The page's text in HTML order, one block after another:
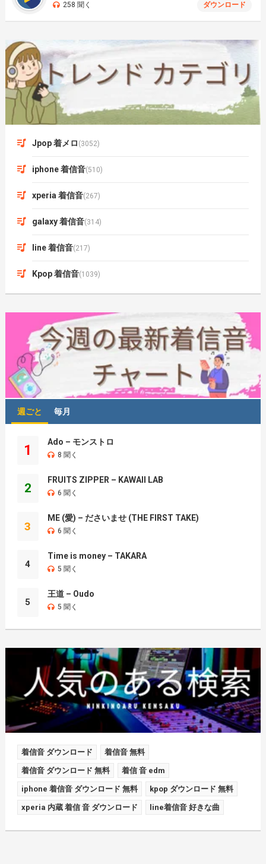
258 聞く ダウンロード
Jpop 着メロ (3052)
iphone 着信音(510)
xperia 着信音(267)
galaxy 着信音(314)
line 着信音(217)
Kpop 着信音(1039)
週ごと 毎月
1
Ado – モンストロ
8 聞く
2
FRUITS ZIPPER – KAWAII LAB
6 聞く
3
ME (愛) – ださいませ (THE FIRST TAKE)
6 聞く
4
Time is money – TAKARA
5 聞く
5
王道 – Oudo
5 聞く
着信音 ダウンロード 着信音 無料
着信音 ダウンロード 無料 着信 音 edm
iphone 着信音 ダウンロード 無料 kpop ダウンロード 無料
xperia 内蔵 着信 音 ダウンロード line着信音 好きな曲